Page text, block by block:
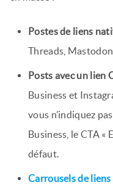
Postes de liens
Threads,
Posts avec un lien
Business et
vous n’indiquez
Business, le CTA «
défaut.
Carrousels de